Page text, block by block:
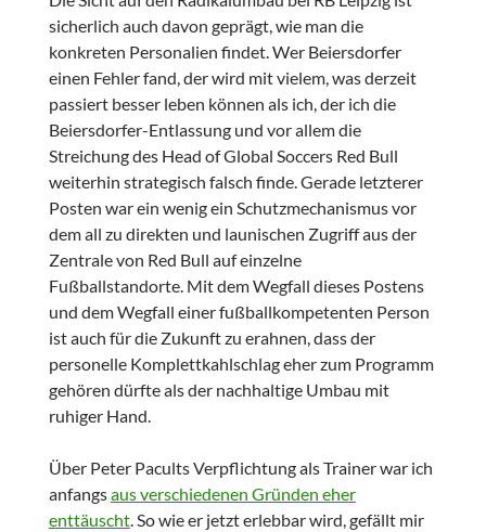
sicherlich auch davon geprägt, wie man die
konkreten Personalien findet. Wer Beiersdorfer
einen Fehler fand, der wird mit vielem, was derzeit
passiert besser leben können als ich, der ich die
Beiersdorfer-Entlassung und vor allem die
Streichung des Head of Global Soccers Red Bull
weiterhin strategisch falsch finde. Gerade letzterer
Posten war ein wenig ein Schutzmechanismus vor
dem all zu direkten und launischen Zugriff aus der
Zentrale von Red Bull auf einzelne
Fußballstandorte. Mit dem Wegfall dieses Postens
und dem Wegfall einer fußballkompetenten Person
ist auch für die Zukunft zu erahnen, dass der
personelle Komplettkahlschlag eher zum Programm
gehören dürfte als der nachhaltige Umbau mit
ruhiger Hand.
Über Peter Pacults Verpflichtung als Trainer war ich
anfangsaus verschiedenen Gründen eher
enttäuscht. So wie er jetzt erlebbar wird, gefällt mir